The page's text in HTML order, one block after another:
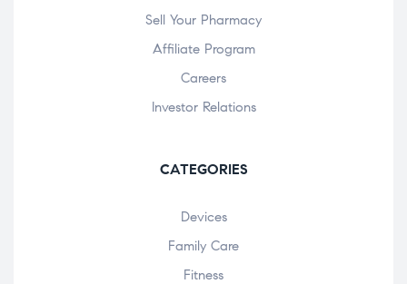
Sell Your Pharmacy
Affiliate Program
Careers
Investor Relations
CATEGORIES
Devices
Family Care
Fitness